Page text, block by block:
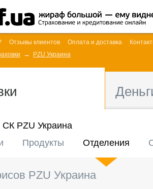
Отзывы клиентов Оплата и доставка
PZU Украина
PZU Украина
Продукты Отделения
PZU Украина